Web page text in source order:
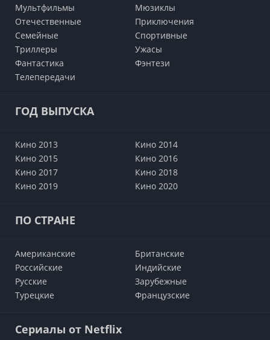
Мультфильмы
Мюзиклы
Отечественные
Приключения
Семейные
Cпортивные
Триллеры
Ужасы
Фантастика
Фэнтези
Телепередачи
ГОД ВЫПУСКА
Кино 2013
Кино 2014
Кино 2015
Кино 2016
Кино 2017
Кино 2018
Кино 2019
Кино 2020
ПО СТРАНЕ
Американские
Британские
Российские
Индийские
Русские
Зарубежные
Турецкие
Французские
Сериалы от Netflix